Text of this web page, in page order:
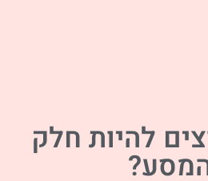
להיות חלק